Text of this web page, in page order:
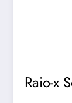
Raio-x